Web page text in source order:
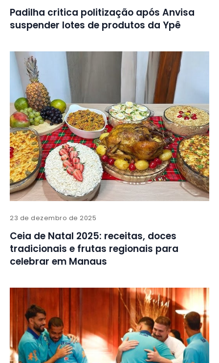
Padilha critica politização após Anvisa
suspender lotes de produtos da Ypê
23 de dezembro de 2025
Ceia de Natal 2025: receitas, doces
tradicionais e frutas regionais para
celebrar em Manaus